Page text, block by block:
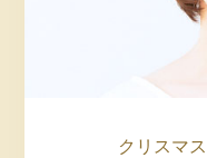
クリスマス